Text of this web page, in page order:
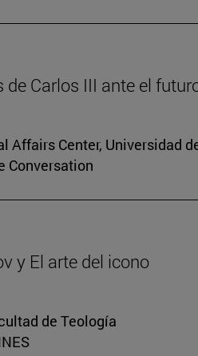
de Carlos III ante el
Affairs Center, Universidad
Conversation
y El arte del icono
de Teología